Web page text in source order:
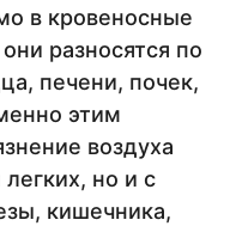
в кровеносные
разносятся по
печени, почек,
этим
воздуха
но и с
кишечника,